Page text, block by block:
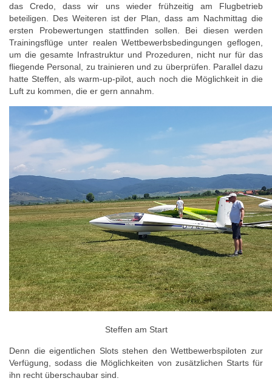
das Credo, dass wir uns wieder frühzeitig am Flugbetrieb
beteiligen. Des Weiteren ist der Plan, dass am Nachmittag die
ersten Probewertungen stattfinden sollen. Bei diesen werden
Trainingsflüge unter realen Wettbewerbsbedingungen geflogen,
um die gesamte Infrastruktur und Prozeduren, nicht nur für das
fliegende Personal, zu trainieren und zu überprüfen. Parallel dazu
hatte Steffen, als warm-up-pilot, auch noch die Möglichkeit in die
Luft zu kommen, die er gern annahm.
Steffen am Start
Denn die eigentlichen Slots stehen den Wettbewerbspiloten zur
Verfügung, sodass die Möglichkeiten von zusätzlichen Starts für
ihn recht überschaubar sind.